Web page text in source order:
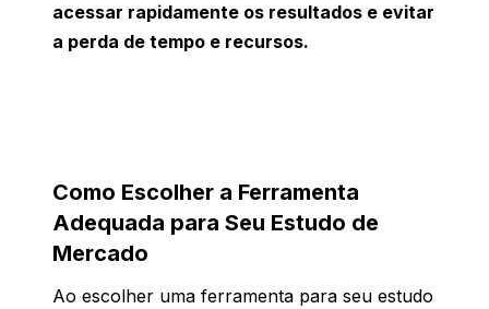
acessar rapidamente os resultados e evitar
a perda de tempo e recursos.
Como Escolher a Ferramenta
Adequada para Seu Estudo de
Mercado
Ao escolher uma ferramenta para seu estudo